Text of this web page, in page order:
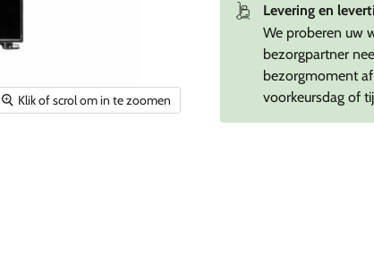
Klik of scrol om in te zoomen
Levering en
We proberen uw
bezorgpartner
bezorgmoment
voorkeursdag of